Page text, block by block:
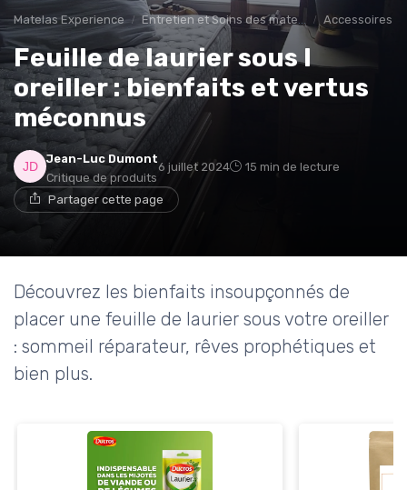
Matelas Experience Entretien et Soins des matelas Accessoires
Feuille de laurier sous l
oreiller : bienfaits et vertus
méconnus
Jean-Luc Dumont
Critique de produits
6 juillet 2024 15 min de lecture
Partager cette page
Découvrez les bienfaits insoupçonnés de
placer une feuille de laurier sous votre oreiller
: sommeil réparateur, rêves prophétiques et
bien plus.